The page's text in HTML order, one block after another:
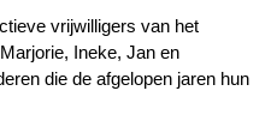
vrijwilligers van het
Ineke, Jan en
die de afgelopen jaren hun